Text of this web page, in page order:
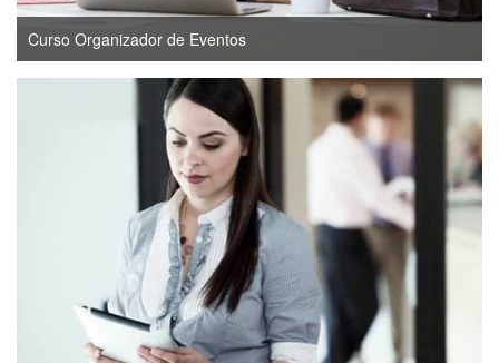
Curso Organizador de Eventos